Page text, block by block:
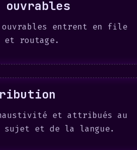
ouvrables
ouvrables entrent en file
routage.
et attribués au
sujet et de la langue.